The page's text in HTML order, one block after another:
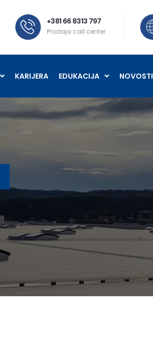
+381 66 8313 797
Prodaja call center
KARIJERA EDUKACIJA NOVOSTI